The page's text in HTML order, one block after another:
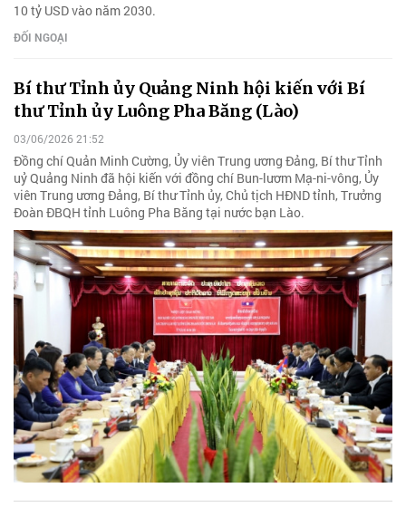
10 tỷ USD vào năm 2030.
ĐỐI NGOẠI
Bí thư Tỉnh ủy Quảng Ninh hội kiến với Bí
thư Tỉnh ủy Luông Pha Băng (Lào)
03/06/2026 21:52
Đồng chí Quản Minh Cường, Ủy viên Trung ương Đảng, Bí thư Tỉnh
uỷ Quảng Ninh đã hội kiến với đồng chí Bun-lươm Mạ-ni-vông, Ủy
viên Trung ương Đảng, Bí thư Tỉnh ủy, Chủ tịch HĐND tỉnh, Trưởng
Đoàn ĐBQH tỉnh Luông Pha Băng tại nước bạn Lào.